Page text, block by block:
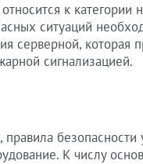
к категории
ситуаций
серверной, которая
сигнализацией.
безопасности
К числу